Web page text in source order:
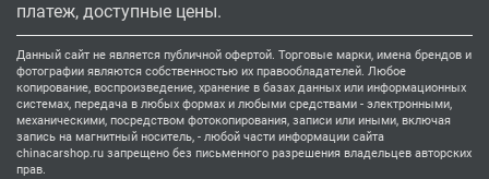
платеж, доступные цены.
Данный сайт не является публичной офертой. Торговые марки, имена брендов и
фотографии являются собственностью их правообладателей. Любое
копирование, воспроизведение, хранение в базах данных или информационных
системах, передача в любых формах и любыми средствами - электронными,
механическими, посредством фотокопирования, записи или иными, включая
запись на магнитный носитель, - любой части информации сайта
chinacarshop.ru запрещено без письменного разрешения владельцев авторских
прав.